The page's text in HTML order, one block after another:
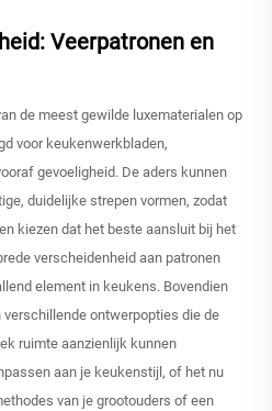
Veerpatronen en
de meest gewilde luxematerialen op
voor keukenwerkbladen,
gevoeligheid. De aders kunnen
duidelijke strepen vormen, zodat
kiezen dat het beste aansluit bij het
verscheidenheid aan patronen
element in keukens. Bovendien
verschillende ontwerpopties die de
ruimte aanzienlijk kunnen
aan je keukenstijl, of het nu
van je grootouders of een